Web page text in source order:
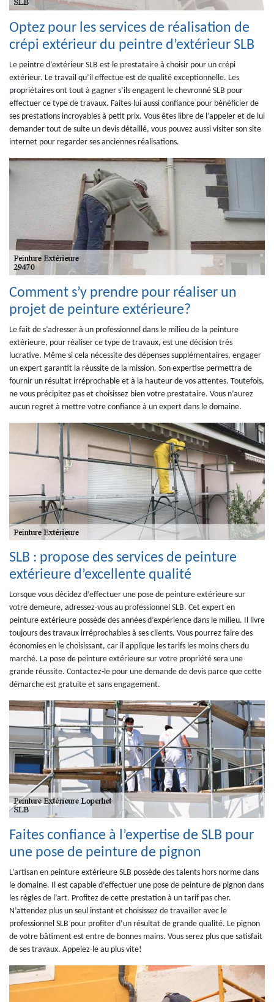
Optez pour les services de réalisation de
crépi extérieur du peintre d’extérieur SLB
Le peintre d’extérieur SLB est le prestataire à choisir pour un crépi
extérieur. Le travail qu’il effectue est de qualité exceptionnelle. Les
propriétaires ont tout à gagner s’ils engagent le chevronné SLB pour
effectuer ce type de travaux. Faites-lui aussi confiance pour bénéficier de
ses prestations incroyables à petit prix. Vous êtes libre de l’appeler et de lui
demander tout de suite un devis détaillé, vous pouvez aussi visiter son site
internet pour regarder ses anciennes réalisations.
Comment s’y prendre pour réaliser un
projet de peinture extérieure?
Le fait de s’adresser à un professionnel dans le milieu de la peinture
extérieure, pour réaliser ce type de travaux, est une décision très
lucrative. Même si cela nécessite des dépenses supplémentaires, engager
un expert garantit la réussite de la mission. Son expertise permettra de
fournir un résultat irréprochable et à la hauteur de vos attentes. Toutefois,
ne vous précipitez pas et choisissez bien votre prestataire. Vous n’aurez
aucun regret à mettre votre confiance à un expert dans le domaine.
SLB : propose des services de peinture
extérieure d’excellente qualité
Lorsque vous décidez d’effectuer une pose de peinture extérieure sur
votre demeure, adressez-vous au professionnel SLB. Cet expert en
peinture extérieure possède des années d’expérience dans le milieu. Il livre
toujours des travaux irréprochables à ses clients. Vous pourrez faire des
économies en le choisissant, car il applique les tarifs les moins chers du
marché. La pose de peinture extérieure sur votre propriété sera une
grande réussite. Contactez-le pour une demande de devis parce que cette
démarche est gratuite et sans engagement.
Faites confiance à l’expertise de SLB pour
une pose de peinture de pignon
L’artisan en peinture extérieure SLB possède des talents hors norme dans
le domaine. Il est capable d’effectuer une pose de peinture de pignon dans
les règles de l’art. Profitez de cette prestation à un tarif pas cher.
N’attendez plus un seul instant et choisissez de travailler avec le
professionnel SLB pour profiter d’un résultat de grande qualité. Le pignon
de votre bâtiment est entre de bonnes mains. Vous serez plus que satisfait
de ses travaux. Appelez-le au plus vite!